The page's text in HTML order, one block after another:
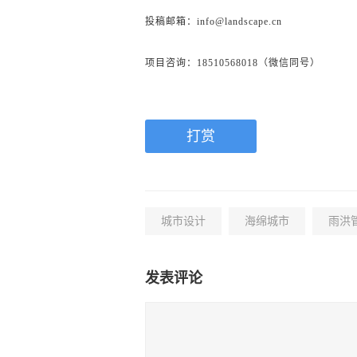
投稿邮箱：info@landscape.cn
项目咨询：18510568018（微信同号）
打赏
城市设计 海绵城市 雨洪
发表评论